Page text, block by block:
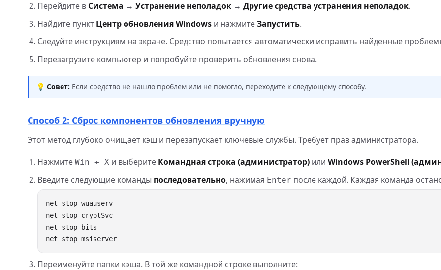
Перейдите в Система → Устранение неполадок → Другие средства устранения неполадок.
Найдите пункт Центр обновления Windows и нажмитеЗапустить.
Следуйте инструкциям на экране. Средство попытается автоматически исправить найденные
Перезагрузите компьютер и попробуйте проверить обновления снова.
💡 Совет: Если средство не нашло проблем или не помогло, переходите к следующему способу.
Способ 2: Сброс компонентов обновления вручную
Этот метод глубоко очищает кэш и перезапускает ключевые службы. Требует прав администратора.
Нажмите Win + X и выберите Командная строка (администратор) или Windows PowerShell
Введите следующие команды последовательно, нажимая Enter после каждой. Каждая команда
Переименуйте папки кэша. В той же командной строке выполните: